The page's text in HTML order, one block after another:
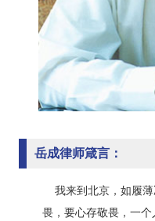
岳成律师箴言：
我来到北京，如履薄
畏，要心存敬畏，一